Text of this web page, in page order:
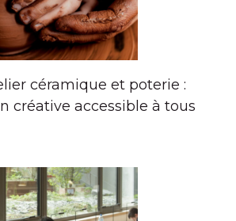
céramique et poterie :
créative accessible à tous